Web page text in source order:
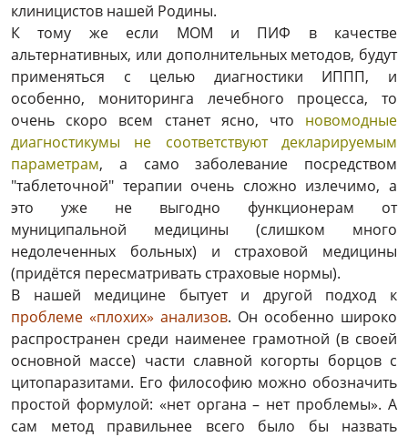
клиницистов нашей Родины.
К тому же если МОМ и ПИФ в качестве
альтернативных, или дополнительных методов, будут
применяться с целью диагностики ИППП, и
особенно, мониторинга лечебного процесса, то
очень скоро всем станет ясно, что новомодные
диагностикумы не соответствуют декларируемым
параметрам, а само заболевание посредством
"таблеточной" терапии очень сложно излечимо, а
это уже не выгодно функционерам от
муниципальной медицины (слишком много
недолеченных больных) и страховой медицины
(придётся пересматривать страховые нормы).
В нашей медицине бытует и другой подход к
проблеме «плохих» анализов. Он особенно широко
распространен среди наименее грамотной (в своей
основной массе) части славной когорты борцов с
цитопаразитами. Его философию можно обозначить
простой формулой: «нет органа – нет проблемы». А
сам метод правильнее всего было бы назвать